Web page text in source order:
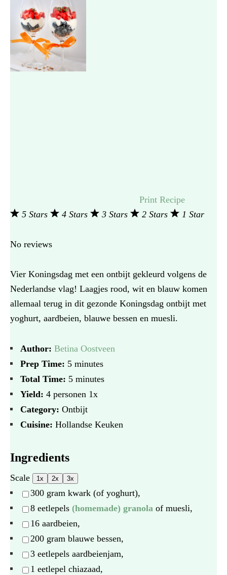
Print Recipe
5 Stars
4 Stars 3 Stars 2 Stars 1 Star
No reviews
Vier Koningsdag met een ontbijt gekleurd volgens de
Nederlandse vlag! Laagjes rood, wit en blauw komen
allemaal terug in dit gezonde Koningsdag ontbijt met
yoghurt, aardbeien, blauwe bessen en muesli.
Author: Betina Oostveen
Prep Time: 5 minutes
Total Time: 5 minutes
Yield: 4 personen 1x
Category: Ontbijt
Cuisine: Hollandse Keuken
Ingredients
Scale 1x 2x 3x
300 gram kwark (of yoghurt),
8 eetlepels (homemade) granola of muesli,
16 aardbeien,
200 gram blauwe bessen,
3 eetlepels aardbeienjam,
1 eetlepel chiazaad,